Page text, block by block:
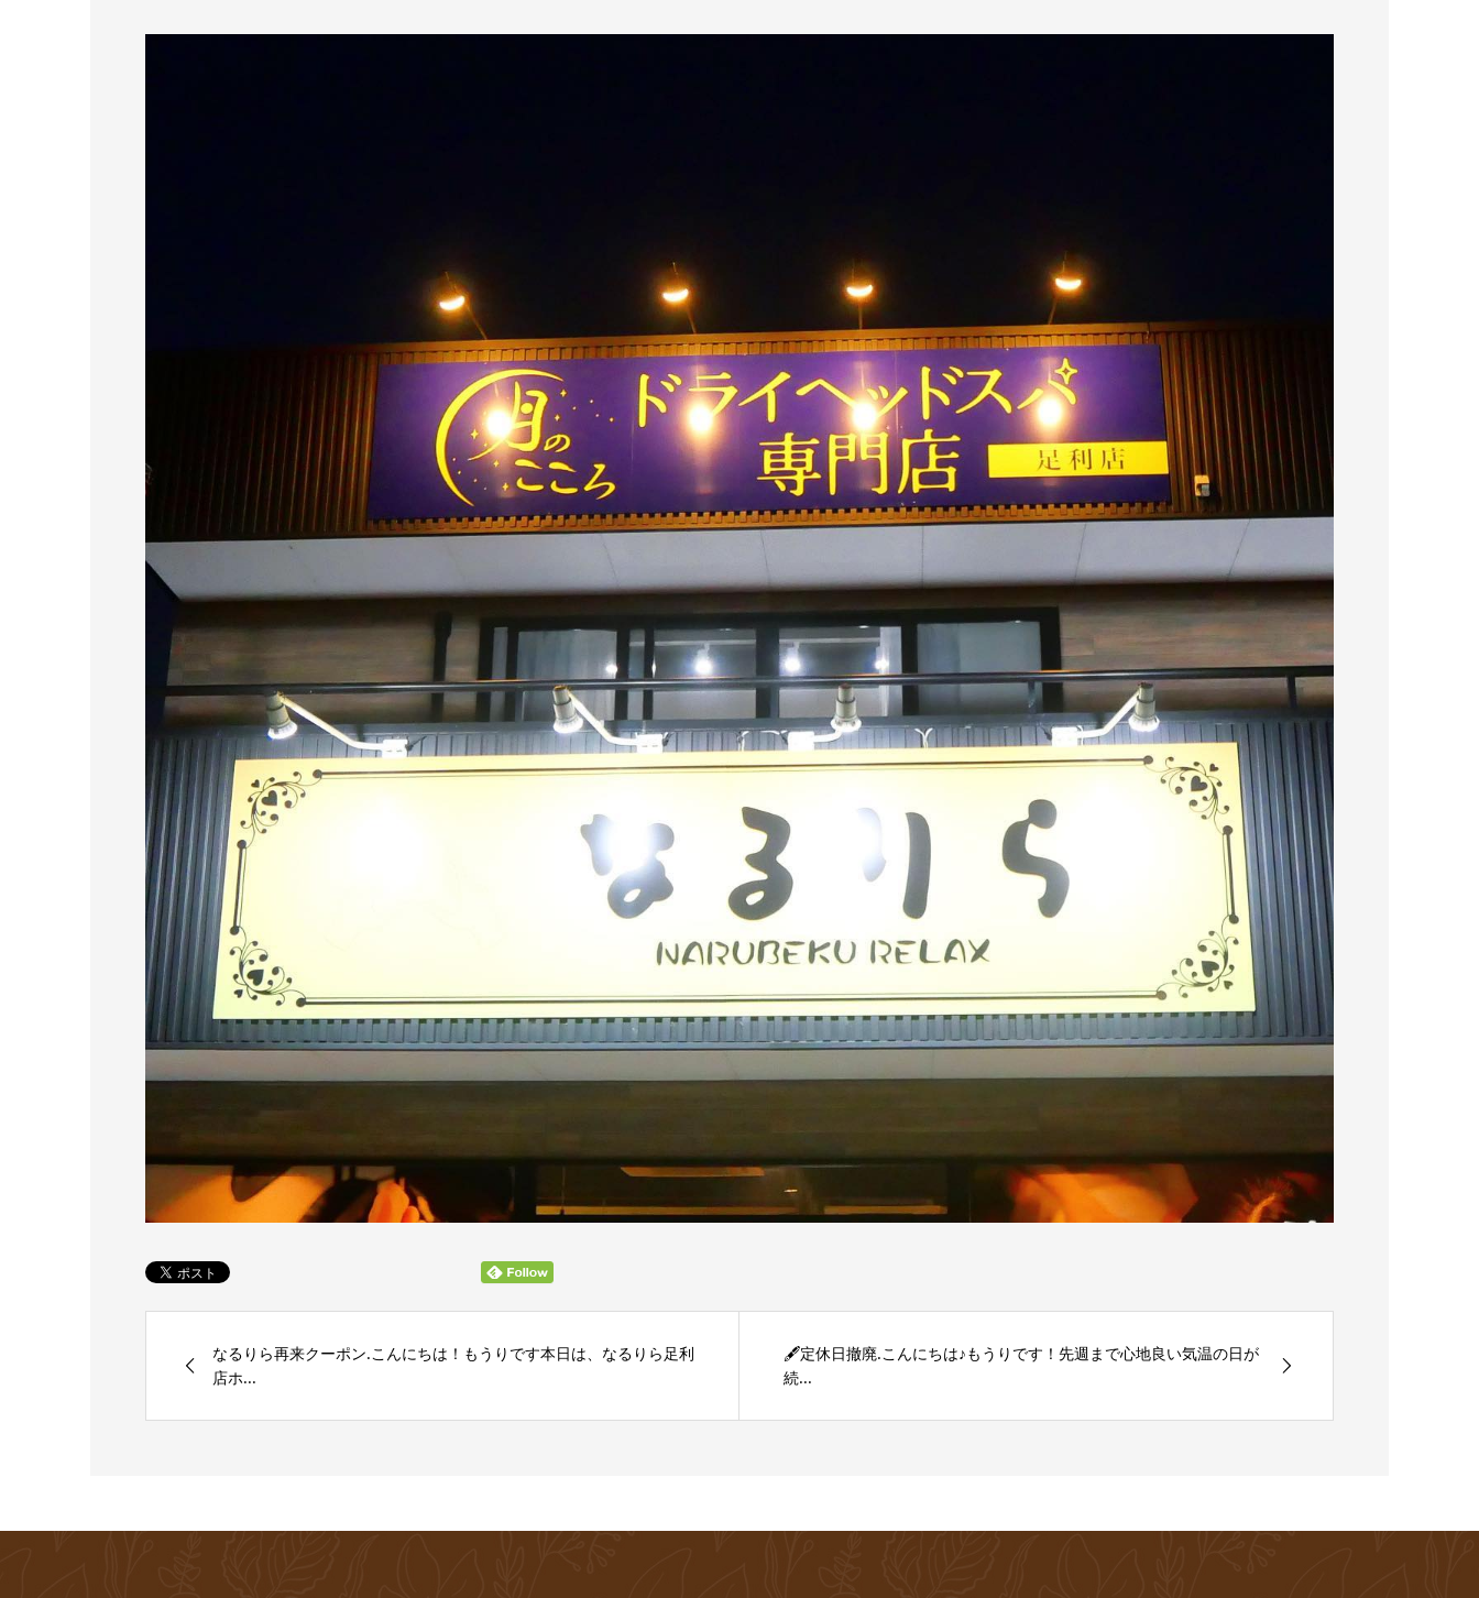
なるりら再来クーポン.こんにちは！もうりです本日は、なるりら足利
店ホ...
🖋️定休日撤廃.こんにちは♪もうりです！先週まで心地良い気温の日が
続...